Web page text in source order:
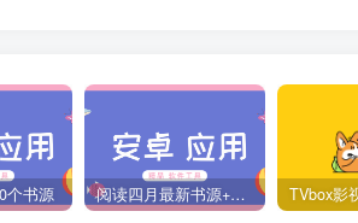
个书源 阅读四月最新书源+阅读TTS语音引擎安装教程